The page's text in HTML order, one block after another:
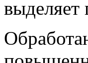
выделяет